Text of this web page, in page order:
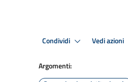
Condividi Vedi azioni
Argomenti: